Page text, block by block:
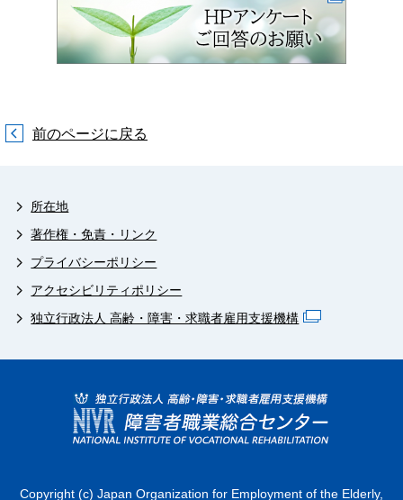
前のページに戻る
所在地
著作権・免責・リンク
プライバシーポリシー
アクセシビリティポリシー
独立行政法人 高齢・障害・求職者雇用支援機構
Copyright (c) Japan Organization for Employment of the Elderly,